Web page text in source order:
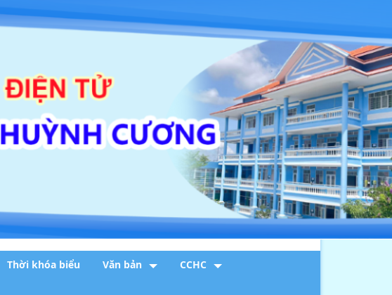
Thời khóa biểu Văn bản CCHC